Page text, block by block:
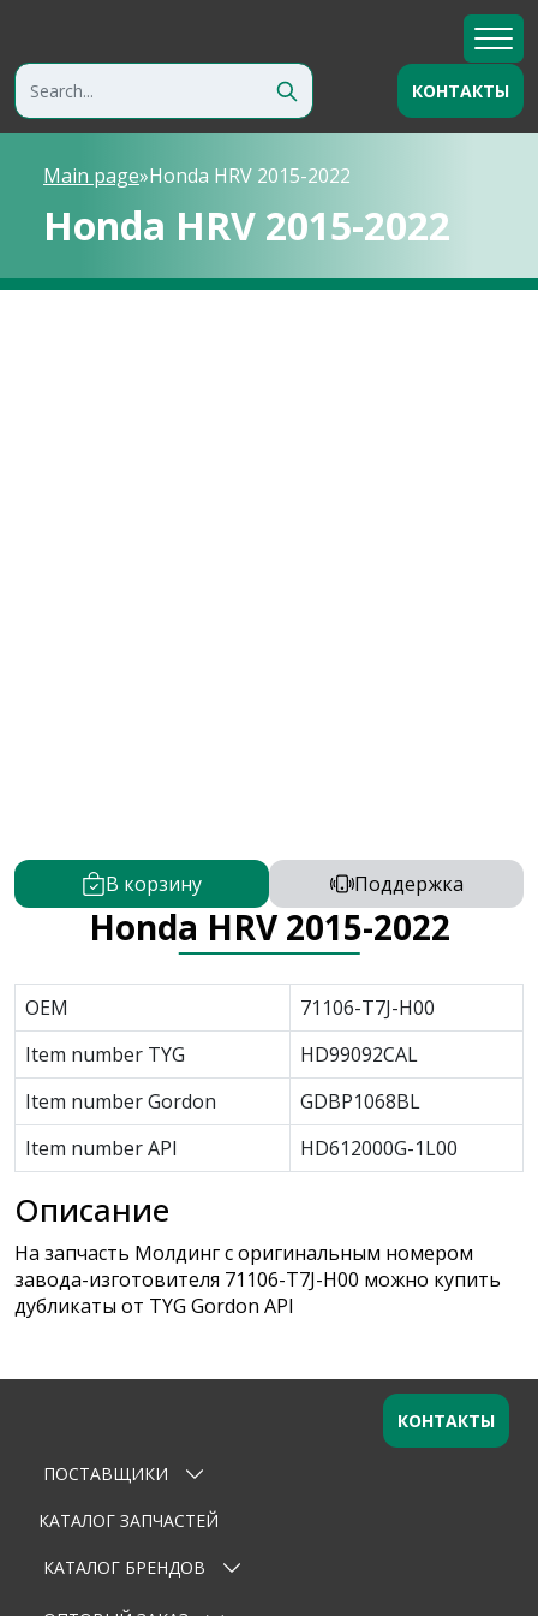
КОНТАКТЫ
Main page»Honda HRV 2015-2022
Honda HRV 2015-2022
В корзину Поддержка
Honda HRV 2015-2022
OEM
71106-T7J-H00
Item number TYG
HD99092CAL
Item number Gordon
GDBP1068BL
Item number API
HD612000G-1L00
Описание
На запчасть Молдинг с оригинальным номером
завода-изготовителя 71106-T7J-H00 можно купить
дубликаты от TYG Gordon API
Оставьте заявку
Ваше имя
Email
ПОСТАВЩИКИ
КАТАЛОГ ЗАПЧАСТЕЙ
КАТАЛОГ БРЕНДОВ
КОНТАКТЫ